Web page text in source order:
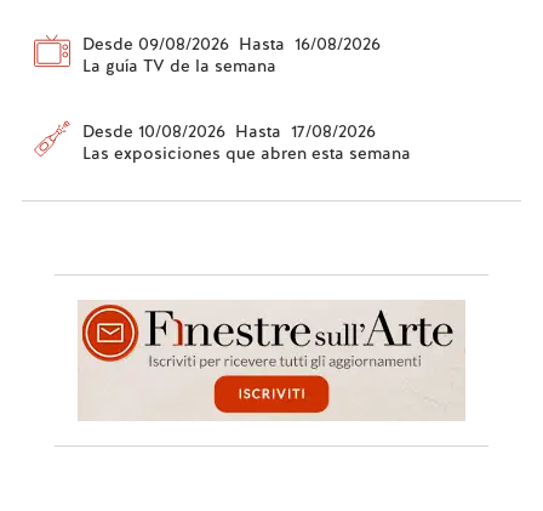
Desde 09/08/2026 Hasta 16/08/2026
La guía TV de la semana
Desde 10/08/2026 Hasta 17/08/2026
Las exposiciones que abren esta semana